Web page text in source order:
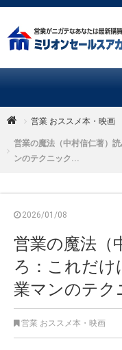
営業 おススメ本・映画
営業の魔法（中村信仁著）
ンのテクニック...
2026/01/08
営業の魔法（
ろ：これだ
業マンのテク
営業 おススメ本・映画